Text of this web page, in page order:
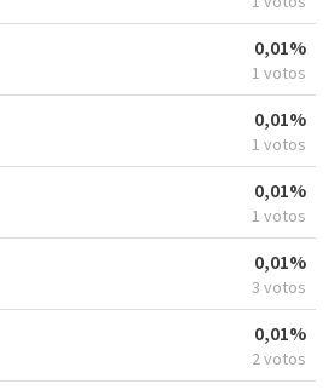
0,01%
1 votos
0,01%
1 votos
0,01%
1 votos
0,01%
3 votos
0,01%
2 votos